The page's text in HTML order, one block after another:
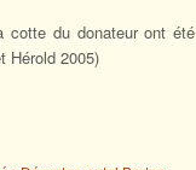
cotte du donateur ont été
Hérold 2005)